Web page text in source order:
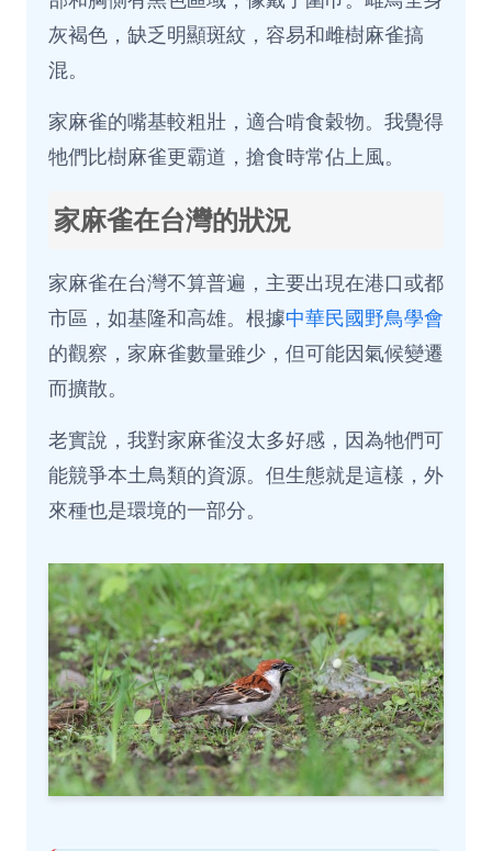
灰褐色，缺乏明顯斑紋，容易和雌樹麻雀搞
混。
家麻雀的嘴基較粗壯，適合啃食穀物。我覺得
牠們比樹麻雀更霸道，搶食時常佔上風。
家麻雀在台灣的狀況
家麻雀在台灣不算普遍，主要出現在港口或都
市區，如基隆和高雄。根據中華民國野鳥學會
的觀察，家麻雀數量雖少，但可能因氣候變遷
而擴散。
老實說，我對家麻雀沒太多好感，因為牠們可
能競爭本土鳥類的資源。但生態就是這樣，外
來種也是環境的一部分。